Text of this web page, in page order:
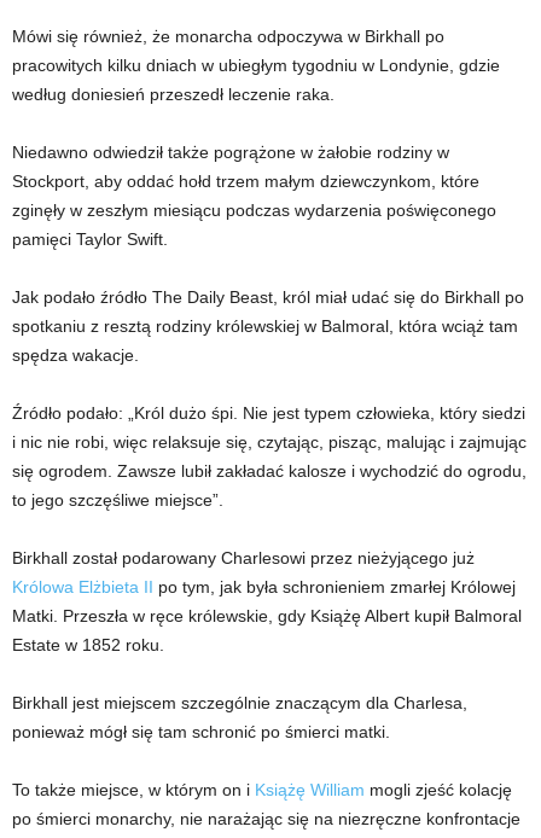
Mówi się również, że monarcha odpoczywa w Birkhall po
pracowitych kilku dniach w ubiegłym tygodniu w Londynie, gdzie
według doniesień przeszedł leczenie raka.
Niedawno odwiedził także pogrążone w żałobie rodziny w
Stockport, aby oddać hołd trzem małym dziewczynkom, które
zginęły w zeszłym miesiącu podczas wydarzenia poświęconego
pamięci Taylor Swift.
Jak podało źródło The Daily Beast, król miał udać się do Birkhall po
spotkaniu z resztą rodziny królewskiej w Balmoral, która wciąż tam
spędza wakacje.
Źródło podało: „Król dużo śpi. Nie jest typem człowieka, który siedzi
i nic nie robi, więc relaksuje się, czytając, pisząc, malując i zajmując
się ogrodem. Zawsze lubił zakładać kalosze i wychodzić do ogrodu,
to jego szczęśliwe miejsce”.
Birkhall został podarowany Charlesowi przez nieżyjącego już
Królowa Elżbieta II po tym, jak była schronieniem zmarłej Królowej
Matki. Przeszła w ręce królewskie, gdy Książę Albert kupił Balmoral
Estate w 1852 roku.
Birkhall jest miejscem szczególnie znaczącym dla Charlesa,
ponieważ mógł się tam schronić po śmierci matki.
To także miejsce, w którym on i Książę William mogli zjeść kolację
po śmierci monarchy, nie narażając się na niezręczne konfrontacje